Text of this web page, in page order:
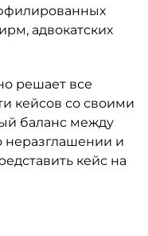
адвокатских
решает все
кейсов со своими
баланс между
неразглашении и
кейс на